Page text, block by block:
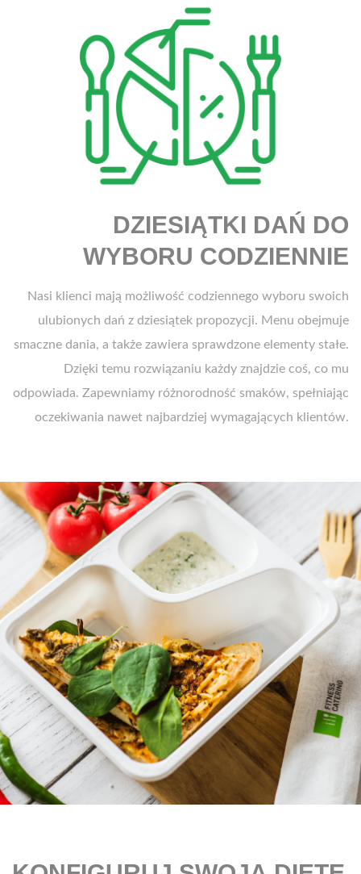
DZIESIĄTKI DAŃ DO
WYBORU CODZIENNIE
Nasi klienci mają możliwość codziennego wyboru swoich
ulubionych dań z dziesiątek propozycji. Menu obejmuje
smaczne dania, a także zawiera sprawdzone elementy stałe.
Dzięki temu rozwiązaniu ​​każdy znajdzie coś, co mu
odpowiada. Zapewniamy różnorodność smaków, spełniając
oczekiwania nawet najbardziej wymagających klientów.